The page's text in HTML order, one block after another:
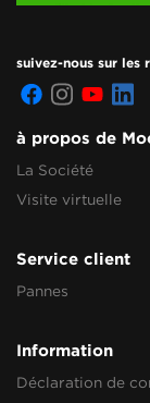
suivez-nous sur les
à propos de
La Société
Visite virtuelle
Service client
Pannes
Information
Déclaration de